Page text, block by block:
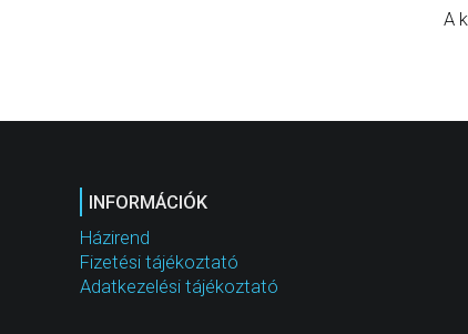
A
INFORMÁCIÓK
Házirend
Fizetési tájékoztató
Adatkezelési tájékoztató